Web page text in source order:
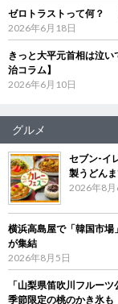
ゼロトラストって何？
2026年6月18日
きっと大平元首相は泣
治コラム】
2026年6月10日
グルメ
セブン‐イ
製うどん
2026年8月
横浜高島屋で「韓国市
が集結
2026年8月5日
「山梨県笛吹川フルー
季節限定の桃のかき氷も